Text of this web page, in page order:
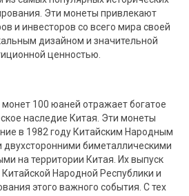
Эти монеты привлекают
и инвесторов со всего мира своей
дизайном и значительной
ценностью.
100 юаней отражает богатое
наследие Китая. Эти монеты
в 1982 году Китайским Народным
двухсторонними биметаллическими
на территории Китая. Их выпуск
Народной Республики и
этого важного события. С тех